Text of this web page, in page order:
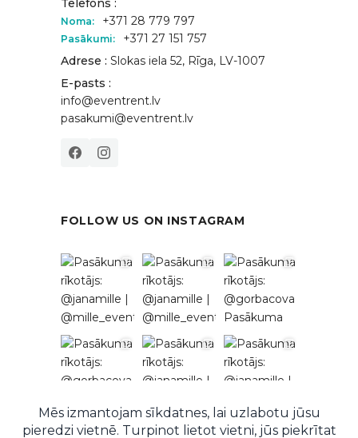
Telefons :
Noma: +371 28 779 797
Pasākumi:
+371 27 151 757
Adrese : Slokas iela 52, Rīga, LV-1007
E-pasts :
info@eventrent.lv
pasakumi@eventrent.lv
FOLLOW US ON INSTAGRAM
Follow on Instagram